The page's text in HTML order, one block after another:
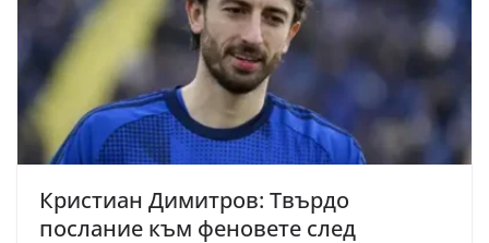
Кристиан Димитров: Твърдо
послание към феновете след